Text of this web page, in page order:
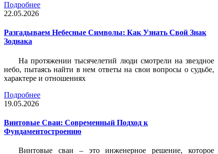
Подробнее
22.05.2026
Разгадываем Небесные Символы: Как Узнать Свой Знак
Зодиака
На протяжении тысячелетий люди смотрели на звездное
небо, пытаясь найти в нем ответы на свои вопросы о судьбе,
характере и отношениях
Подробнее
19.05.2026
Винтовые Сваи: Современный Подход к
Фундаментостроению
Винтовые сваи – это инженерное решение, которое